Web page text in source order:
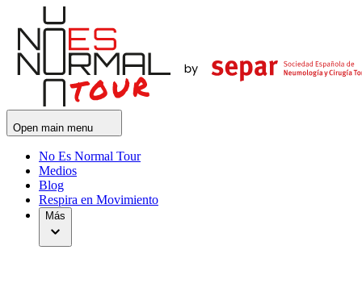
Open main menu
No Es Normal Tour
Medios
Blog
Respira en Movimiento
Más